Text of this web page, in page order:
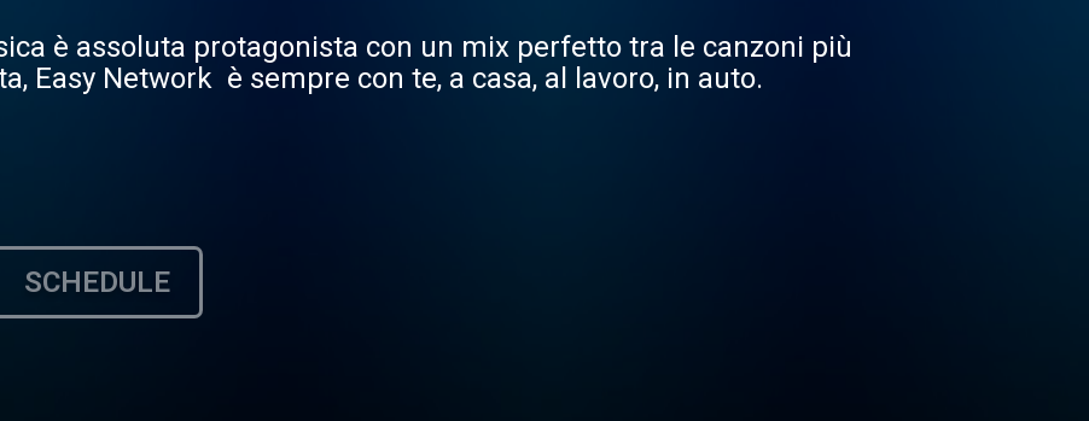
è assoluta protagonista con un mix perfetto tra le canzoni più
Easy Network è sempre con te, a casa, al lavoro, in auto.
SCHEDULE